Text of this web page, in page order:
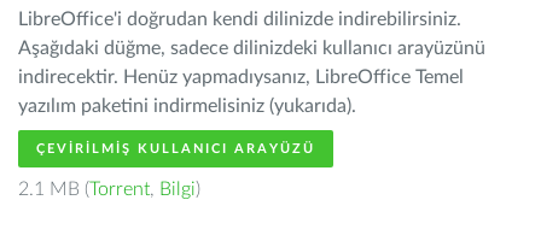
LibreOffice'i doğrudan kendi dilinizde indirebilirsiniz.
Aşağıdaki düğme, sadece dilinizdeki kullanıcı arayüzünü
indirecektir. Henüz yapmadıysanız, LibreOffice Temel
yazılım paketini indirmelisiniz (yukarıda).
ÇEVIRILMIŞ KULLANICI ARAYÜZÜ
2.1 MB (Torrent, Bilgi)